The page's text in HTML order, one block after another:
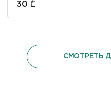
30 ₾
СМОТРЕТЬ